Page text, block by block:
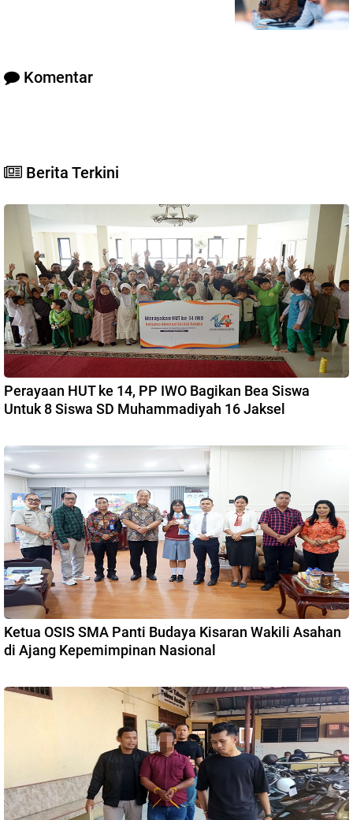
Komentar
Berita Terkini
Perayaan HUT ke 14, PP IWO Bagikan Bea Siswa
Untuk 8 Siswa SD Muhammadiyah 16 Jaksel
Ketua OSIS SMA Panti Budaya Kisaran Wakili Asahan
di Ajang Kepemimpinan Nasional